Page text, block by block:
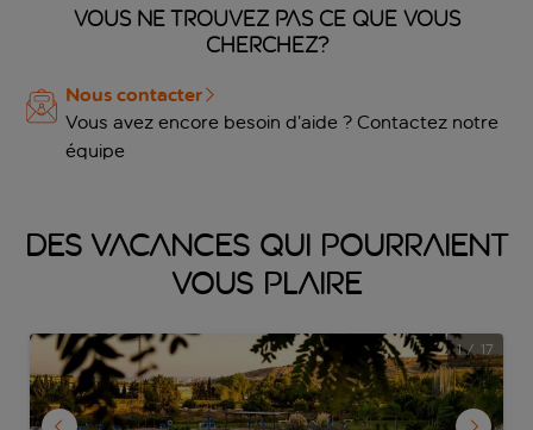
Vous ne trouvez pas ce que vous
cherchez?
Nous contacter
Vous avez encore besoin d’aide ? Contactez notre
équipe
Des vacances qui pourraient
vous plaire
1 / 17